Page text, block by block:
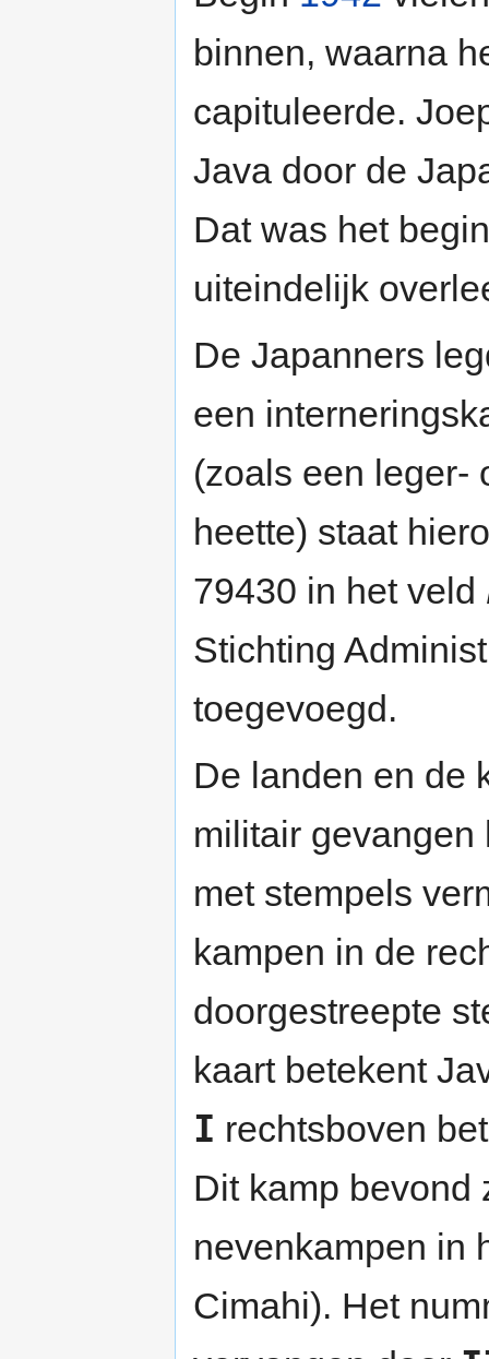
binnen, waarna
capituleerde.
Java door de
Dat was het
uiteindelijk
De Japanners
een
(zoals een leger-
heette) staat
79430 in het veld
Stichting
toegevoegd.
De landen en de
militair gevangen
met stempels
kampen in de
doorgestreepte
kaart betekent
I rechtsboven
Dit kamp bevond
nevenkampen in
Cimahi). Het